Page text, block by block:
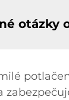
otázky